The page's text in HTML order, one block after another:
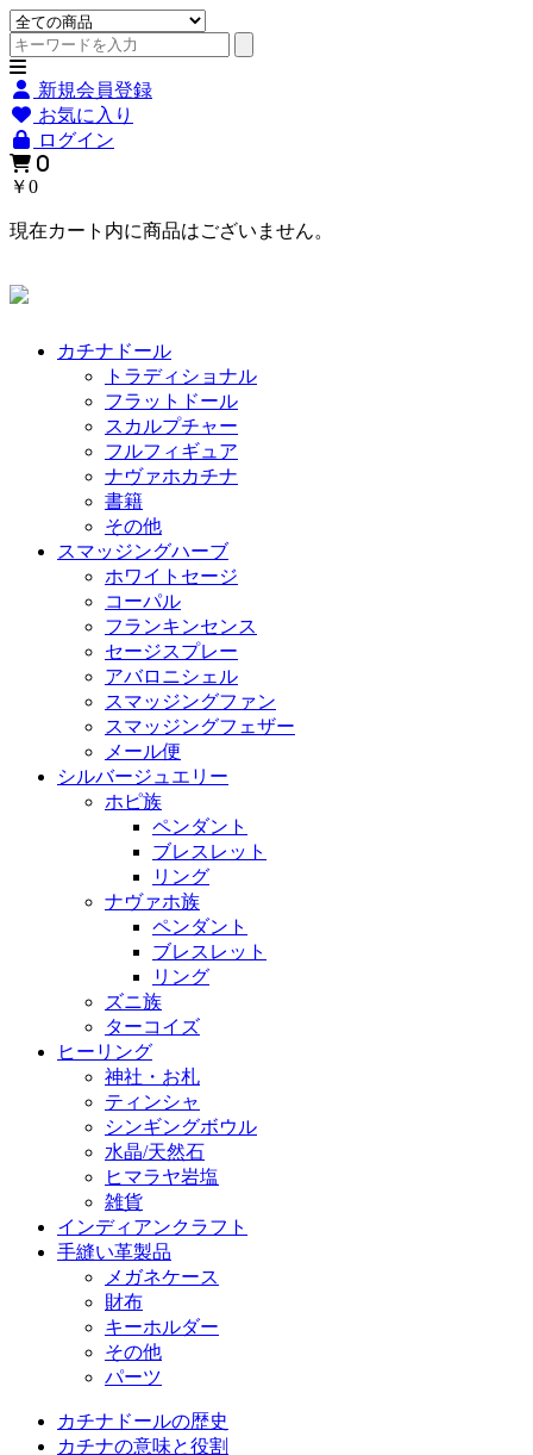
新規会員登録
お気に入り
ログイン
0
￥0
現在カート内に商品はございません。
カチナドール
トラディショナル
フラットドール
スカルプチャー
フルフィギュア
ナヴァホカチナ
書籍
その他
スマッジングハーブ
ホワイトセージ
コーパル
フランキンセンス
セージスプレー
アバロニシェル
スマッジングファン
スマッジングフェザー
メール便
シルバージュエリー
ホピ族
ペンダント
ブレスレット
リング
ナヴァホ族
ペンダント
ブレスレット
リング
ズニ族
ターコイズ
ヒーリング
神社・お札
ティンシャ
シンギングボウル
水晶/天然石
ヒマラヤ岩塩
雑貨
インディアンクラフト
手縫い革製品
メガネケース
財布
キーホルダー
その他
パーツ
カチナドールの歴史
カチナの意味と役割